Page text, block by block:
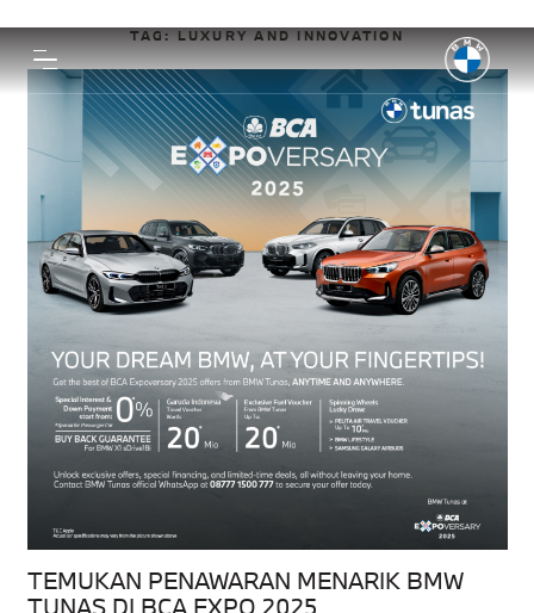
TAG:LUXURY AND INNOVATION
TEMUKAN PENAWARAN MENARIK BMW
TUNAS DI BCA EXPO 2025